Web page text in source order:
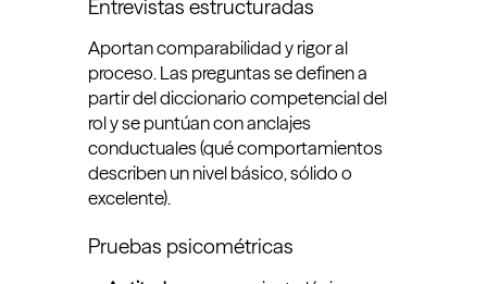
Entrevistas estructuradas
Aportan comparabilidad y rigor al
proceso. Las preguntas se definen a
partir del diccionario competencial del
rol y se puntúan con anclajes
conductuales (qué comportamientos
describen un nivel básico, sólido o
excelente).
Pruebas psicométricas